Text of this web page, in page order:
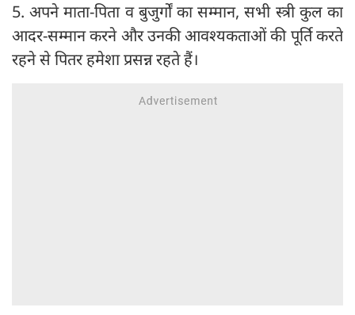
5. अपने माता-पिता व बुजुर्गों का सम्मान, सभी स्त्री कुल का
आदर-सम्मान करने और उनकी आवश्यकताओं की पूर्ति करते
रहने से पितर हमेशा प्रसन्न रहते हैं।